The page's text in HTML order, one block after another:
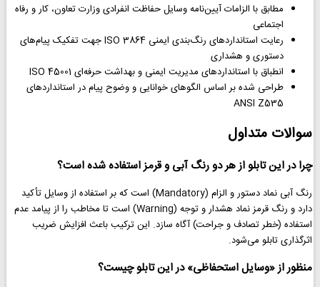
مطابق با الزامات آیین‌نامه وسایل حفاظت انفرادی وزارت تعاون، کار و رفاه
اجتماعی
رعایت استانداردهای رنگ‌بندی ایمنی ISO 3864 جهت تفکیک پیام‌های
دستوری و هشداری
انطباق با استانداردهای مدیریت ایمنی و بهداشت حرفه‌ای ISO 45001
طراحی شده بر اساس الگوهای خوانایی و وضوح پیام در استانداردهای
ANSI Z535
سوالات متداول
چرا در این تابلو از هر دو رنگ آبی و قرمز استفاده شده است؟
رنگ آبی نماد دستور و الزام (Mandatory) است که بر استفاده از وسایل تأکید
دارد و رنگ قرمز نماد هشدار و توجه (Warning) است تا مخاطب را از پیامد عدم
استفاده (خطر تصادف و جراحت) آگاه سازد. این ترکیب باعث افزایش ضریب
اثرگذاری تابلو می‌شود.
منظور از «وسایل استحفاظی» در این تابلو چیست؟